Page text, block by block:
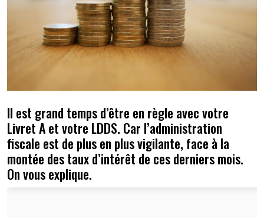
Il est grand temps d’être en règle avec votre
Livret A et votre LDDS. Car l’administration
fiscale est de plus en plus vigilante, face à la
montée des taux d’intérêt de ces derniers mois.
On vous explique.